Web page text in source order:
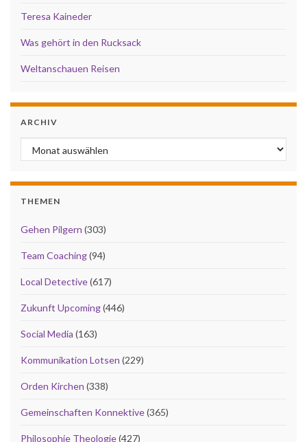
Teresa Kaineder
Was gehört in den Rucksack
Weltanschauen Reisen
ARCHIV
Archiv
THEMEN
Gehen Pilgern (303)
Team Coaching(94)
Local Detective(617)
Zukunft Upcoming(446)
Social Media (163)
Kommunikation Lotsen (229)
Orden Kirchen (338)
Gemeinschaften Konnektive(365)
Philosophie Theologie(427)